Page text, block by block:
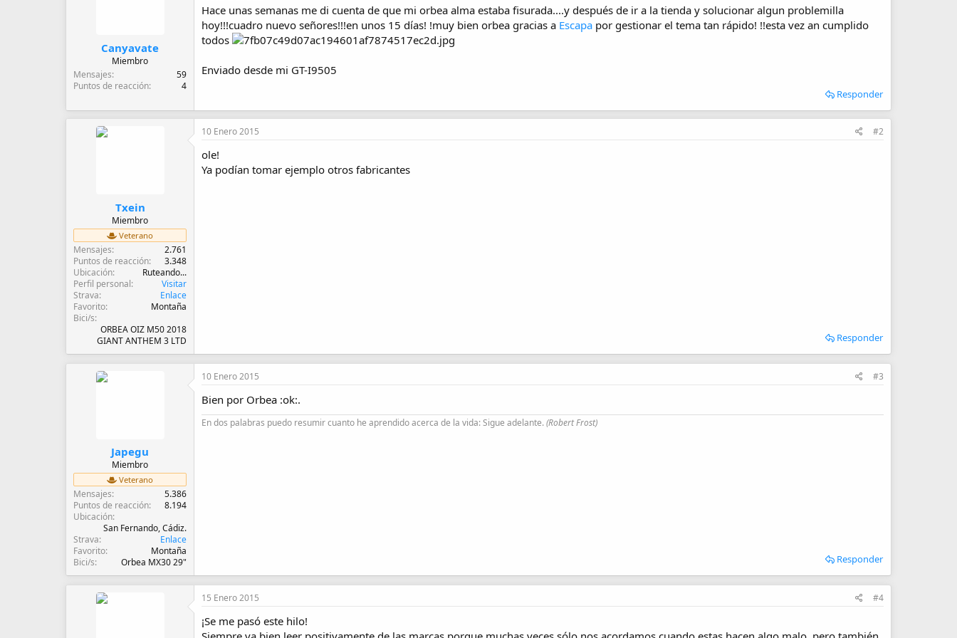
i
c
o
Canyavate
Miembro
Mensajes
59
Puntos de reacción
4
Hace unas semanas me di cuenta de que mi orbea alma estaba fisurada....y después de ir a la tienda y solucionar algun problemilla
hoy!!!cuadro nuevo señores!!!en unos 15 días! !muy bien orbea gracias a Escapa por gestionar el tema tan rápido! !!esta vez an cumplido
todos
Enviado desde mi GT-I9505
Responder
Txein
Miembro
Veterano
Mensajes
2.761
Puntos de reacción
3.348
Ubicación
Ruteando...
Perfil personal
Visitar
Strava
Enlace
Favorito
Montaña
Bici/s
ORBEA OIZ M50 2018
GIANT ANTHEM 3 LTD
10 Enero 2015 #2
ole!
Ya podían tomar ejemplo otros fabricantes
Responder
Japegu
Miembro
Veterano
Mensajes
5.386
Puntos de reacción
8.194
Ubicación
San Fernando, Cádiz.
Strava
Enlace
Favorito
Montaña
Bici/s
Orbea MX30 29"
10 Enero 2015 #3
Bien por Orbea :ok:.
En dos palabras puedo resumir cuanto he aprendido acerca de la vida: Sigue adelante.(Robert Frost)
Responder
15 Enero 2015 #4
¡Se me pasó este hilo!